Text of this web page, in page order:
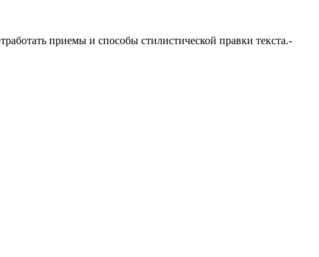
приемы и способы стилистической правки текста.-